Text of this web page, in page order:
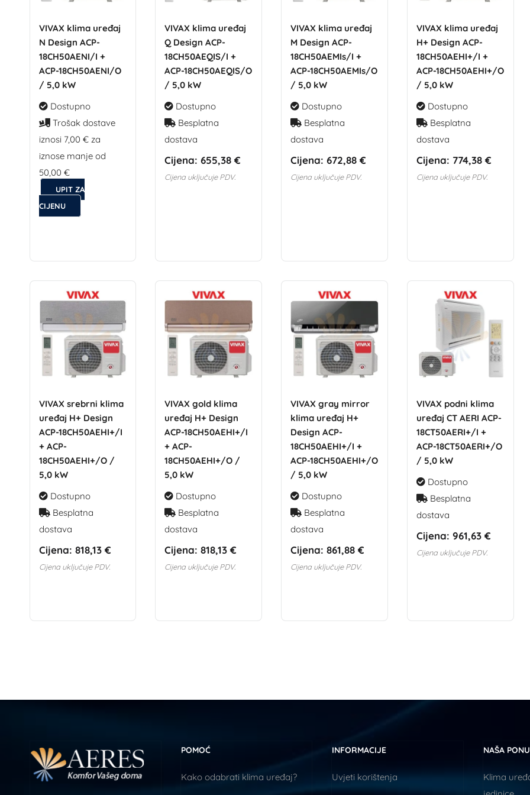
VIVAX klima uređaj
N Design ACP-
18CH50AENI/I +
ACP-18CH50AENI/O
/ 5,0 kW
Dostupno
Trošak dostave
iznosi 7,00 € za
iznose manje od
50,00 €
UPIT ZA
CIJENU
VIVAX klima uređaj
Q Design ACP-
18CH50AEQIS/I +
ACP-18CH50AEQIS/O
/ 5,0 kW
Dostupno
Besplatna
dostava
Cijena: 655,38 €
Cijena uključuje PDV.
VIVAX klima uređaj
M Design ACP-
18CH50AEMIs/I +
ACP-18CH50AEMIs/O
/ 5,0 kW
Dostupno
Besplatna
dostava
Cijena: 672,88 €
Cijena uključuje PDV.
VIVAX klima uređaj
H+ Design ACP-
18CH50AEHI+/I +
ACP-18CH50AEHI+/O
/ 5,0 kW
Dostupno
Besplatna
dostava
Cijena: 774,38 €
Cijena uključuje PDV.
VIVAX srebrni klima
uređaj H+ Design
ACP-18CH50AEHI+/I
+ ACP-
18CH50AEHI+/O /
5,0 kW
Dostupno
Besplatna
dostava
Cijena: 818,13 €
Cijena uključuje PDV.
VIVAX gold klima
uređaj H+ Design
ACP-18CH50AEHI+/I
+ ACP-
18CH50AEHI+/O /
5,0 kW
Dostupno
Besplatna
dostava
Cijena: 818,13 €
Cijena uključuje PDV.
VIVAX gray mirror
klima uređaj H+
Design ACP-
18CH50AEHI+/I +
ACP-18CH50AEHI+/O
/ 5,0 kW
Dostupno
Besplatna
dostava
Cijena: 861,88 €
Cijena uključuje PDV.
VIVAX podni klima
uređaj CT AERI ACP-
18CT50AERI+/I +
ACP-18CT50AERI+/O
/ 5,0 kW
Dostupno
Besplatna
dostava
Cijena: 961,63 €
Cijena uključuje PDV.
POMOĆ
Kako odabrati klima uređaj?
INFORMACIJE
Uvjeti korištenja
NAŠA
Klima